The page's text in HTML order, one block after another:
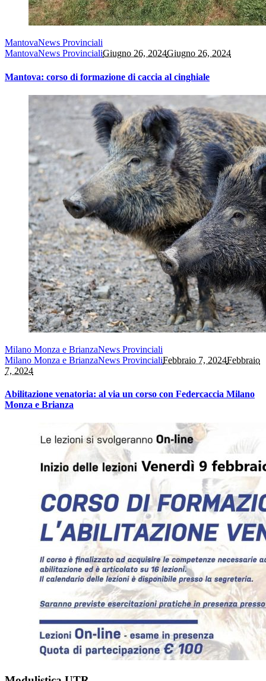
MantovaNews Provinciali
MantovaNews ProvincialiGiugno 26, 2024Giugno 26, 2024
Mantova: corso di formazione di caccia al cinghiale
Milano Monza e BrianzaNews Provinciali
Milano Monza e BrianzaNews ProvincialiFebbraio 7, 2024Febbraio
7, 2024
Abilitazione venatoria: al via un corso con Federcaccia Milano
Monza e Brianza